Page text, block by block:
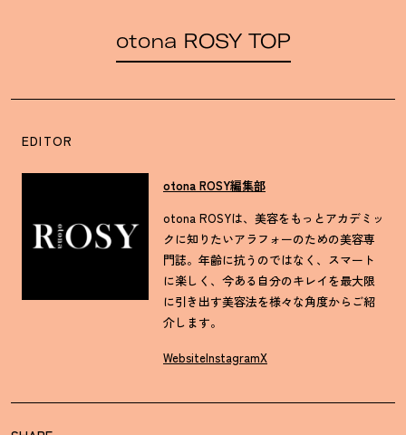
otona ROSY TOP
EDITOR
otona ROSY編集部
otona ROSYは、美容をもっとアカデミッ
クに知りたいアラフォーのための美容専
門誌。年齢に抗うのではなく、スマート
に楽しく、今ある自分のキレイを最大限
に引き出す美容法を様々な角度からご紹
介します。
WebsiteInstagramX